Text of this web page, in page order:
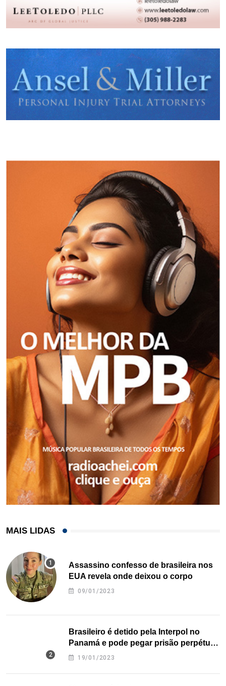
MAIS LIDAS
Assassino confesso de brasileira nos
EUA revela onde deixou o corpo
09/01/2023
Brasileiro é detido pela Interpol no
Panamá e pode pegar prisão perpétua
nos EUA
19/01/2023